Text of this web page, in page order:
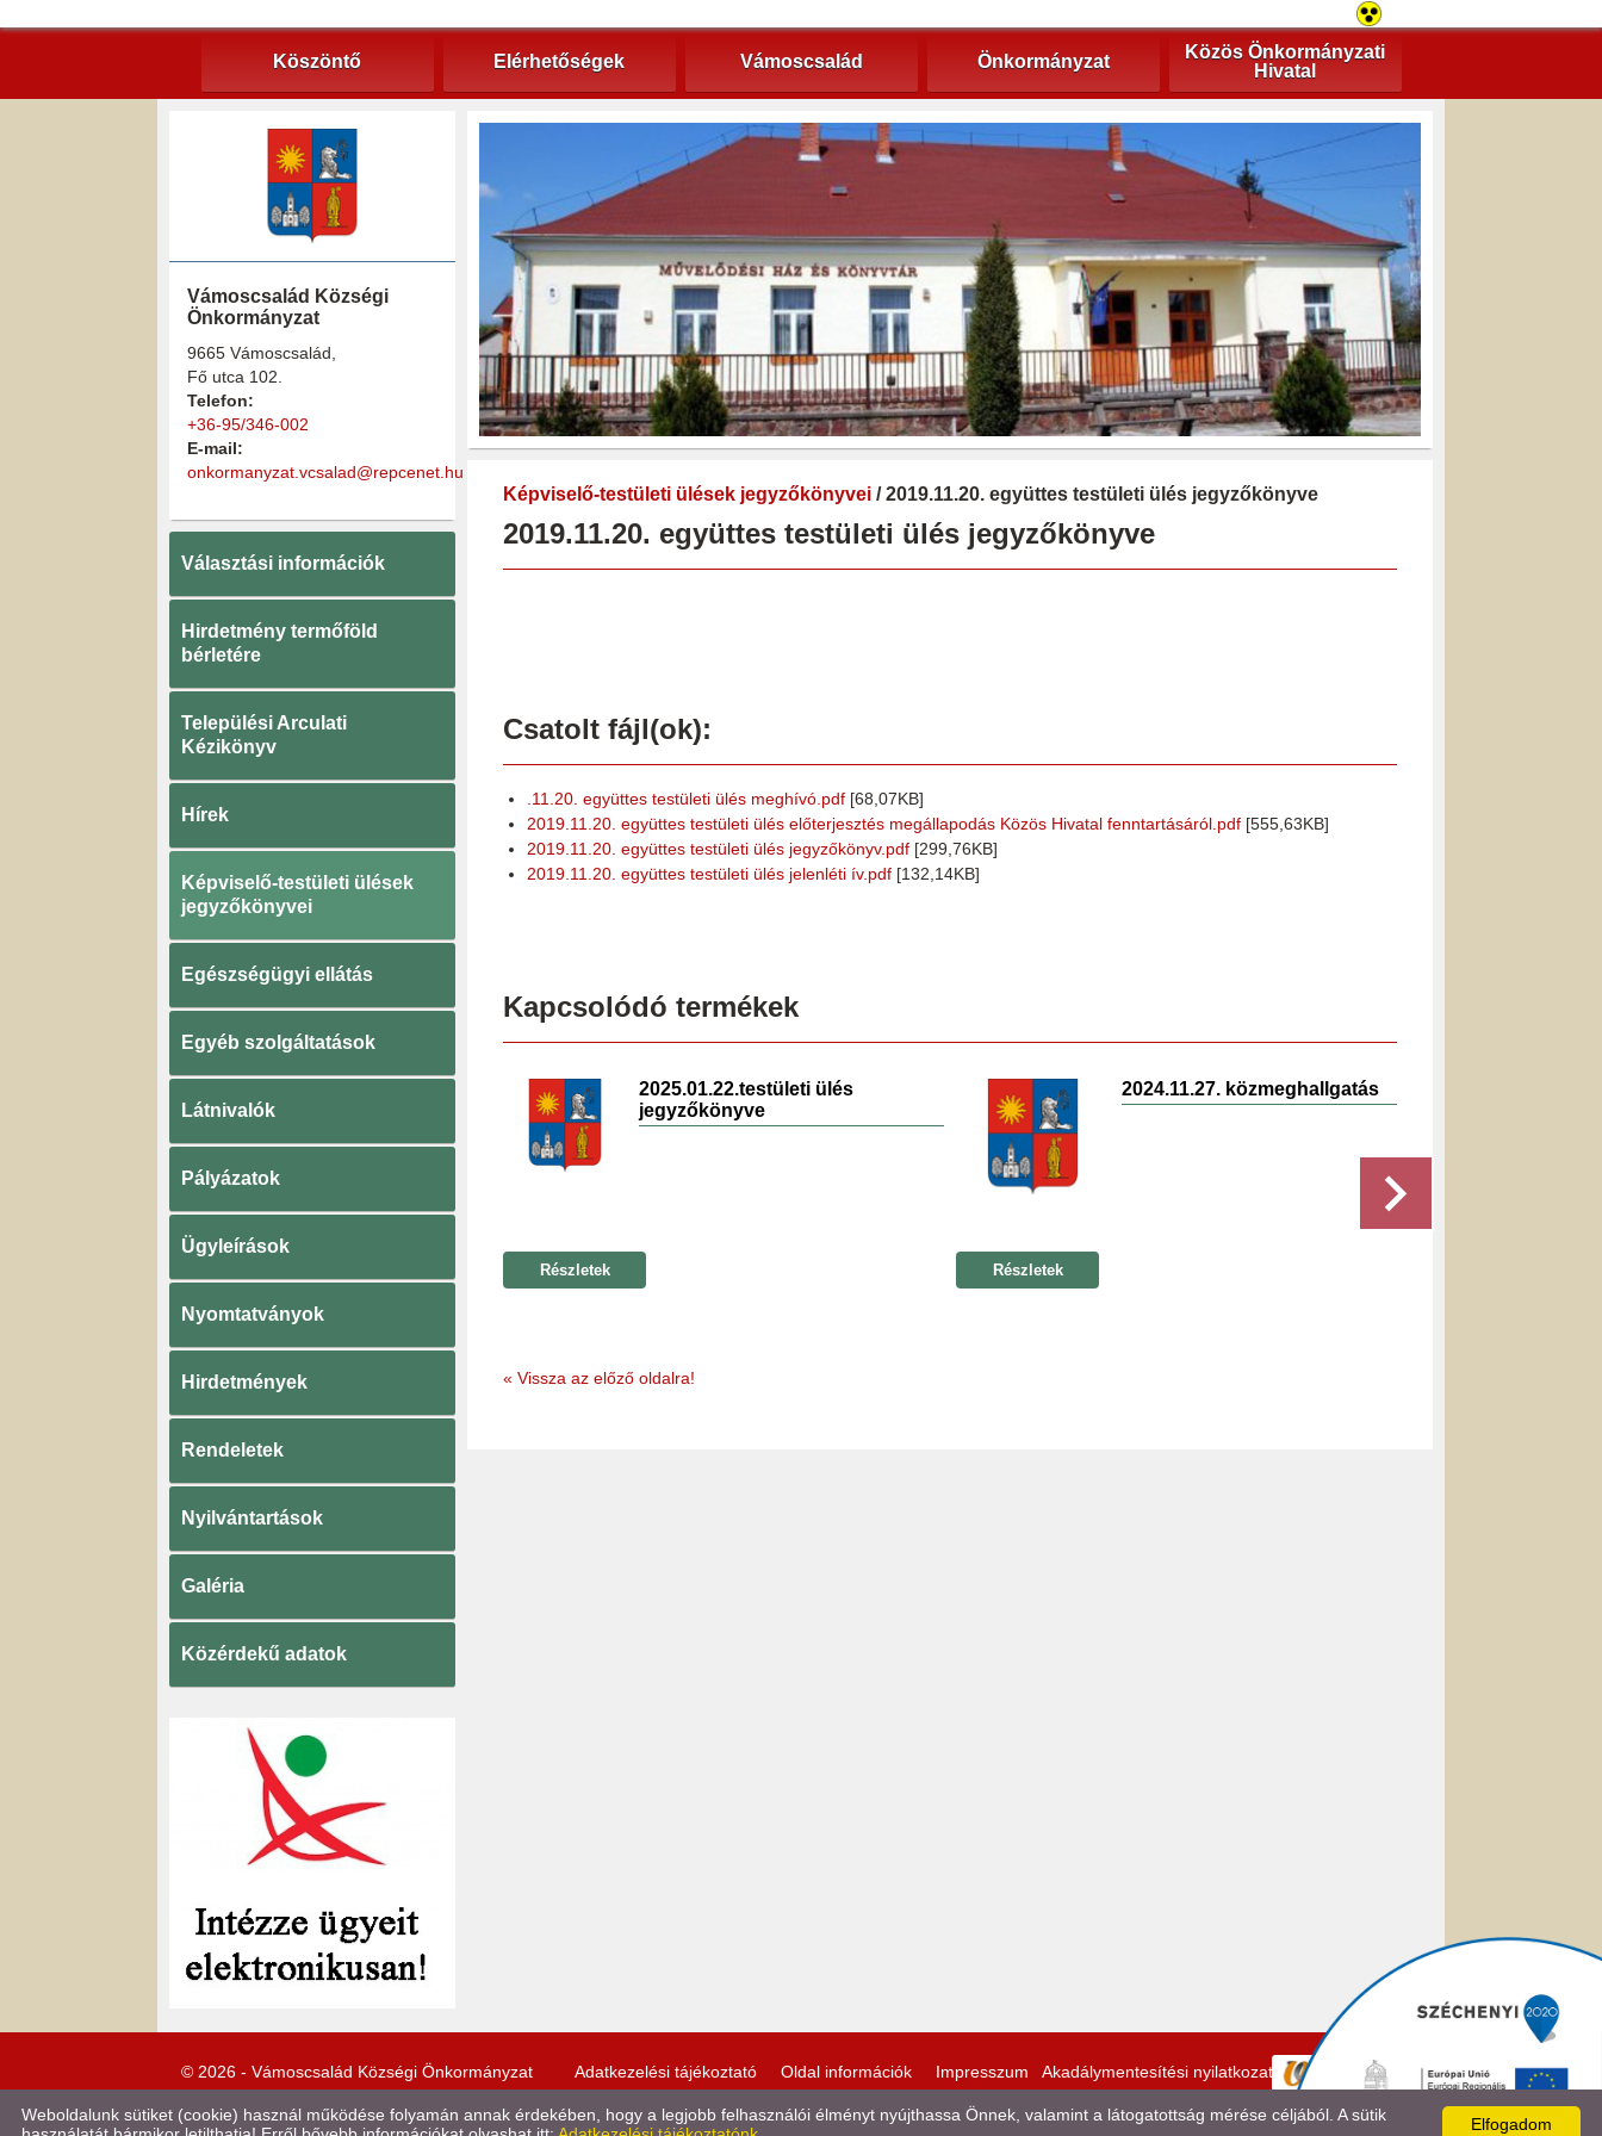
Köszöntő Elérhetőségek Vámoscsalád Önkormányzat
Közös Önkormányzati
Hivatal
Vámoscsalád Községi
Önkormányzat
9665 Vámoscsalád,
Fő utca 102.
Telefon:
+36-95/346-002
E-mail:
onkormanyzat.vcsalad@repcenet.hu
Választási információk
Hirdetmény termőföld
bérletére
Települési Arculati
Kézikönyv
Hírek
Képviselő-testületi ülések
jegyzőkönyvei
Egészségügyi ellátás
Egyéb szolgáltatások
Látnivalók
Pályázatok
Ügyleírások
Nyomtatványok
Hirdetmények
Rendeletek
Nyilvántartások
Galéria
Közérdekű adatok
Képviselő-testületi ülések jegyzőkönyvei / 2019.11.20. együttes testületi ülés jegyzőkönyve
2019.11.20. együttes testületi ülés jegyzőkönyve
Csatolt fájl(ok):
.11.20. együttes testületi ülés meghívó.pdf [68,07KB]
2019.11.20. együttes testületi ülés előterjesztés megállapodás Közös Hivatal fenntartásáról.pdf [555,63KB]
2019.11.20. együttes testületi ülés jegyzőkönyv.pdf [299,76KB]
2019.11.20. együttes testületi ülés jelenléti ív.pdf [132,14KB]
Kapcsolódó termékek
2025.01.22.testületi ülés
jegyzőkönyve
Részletek
2024.11.27. közmeghallgatás
Részletek
« Vissza az előző oldalra!
© 2026 - Vámoscsalád Községi Önkormányzat Adatkezelési tájékoztató Oldal információk Impresszum Akadálymentesítési nyilatkozat
Elfogadom
Weboldalunk sütiket (cookie) használ működése folyamán annak érdekében, hogy a legjobb felhasználói élményt nyújthassa Önnek, valamint a látogatottság mérése céljából. A sütik